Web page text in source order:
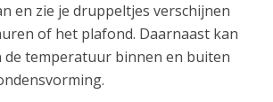
en zie je druppeltjes verschijnen
of het plafond. Daarnaast kan
de temperatuur binnen en buiten